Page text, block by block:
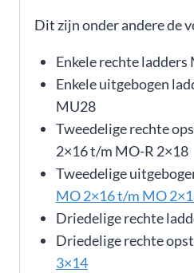
Dit zijn onder andere de
Enkele rechte
Enkele uitgebogen
MU28
Tweedelige rechte
2×16 t/m MO-R 2×18
Tweedelige
MO 2×16 t/m MO
Driedelige rechte
Driedelige rechte
3×14